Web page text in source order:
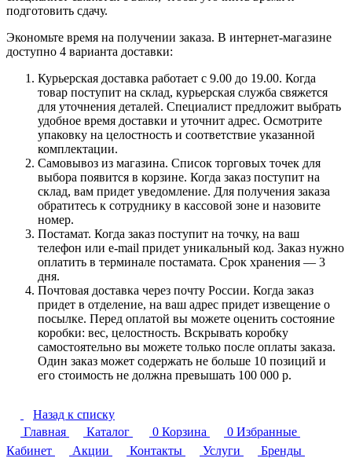
подготовить сдачу.
Экономьте время на получении заказа. В интернет-магазине
доступно 4 варианта доставки:
Курьерская доставка работает с 9.00 до 19.00. Когда
товар поступит на склад, курьерская служба свяжется
для уточнения деталей. Специалист предложит выбрать
удобное время доставки и уточнит адрес. Осмотрите
упаковку на целостность и соответствие указанной
комплектации.
Самовывоз из магазина. Список торговых точек для
выбора появится в корзине. Когда заказ поступит на
склад, вам придет уведомление. Для получения заказа
обратитесь к сотруднику в кассовой зоне и назовите
номер.
Постамат. Когда заказ поступит на точку, на ваш
телефон или e-mail придет уникальный код. Заказ нужно
оплатить в терминале постамата. Срок хранения — 3
дня.
Почтовая доставка через почту России. Когда заказ
придет в отделение, на ваш адрес придет извещение о
посылке. Перед оплатой вы можете оценить состояние
коробки: вес, целостность. Вскрывать коробку
самостоятельно вы можете только после оплаты заказа.
Один заказ может содержать не больше 10 позиций и
его стоимость не должна превышать 100 000 р.
Назад к списку
Главная
Каталог 0 Корзина 0 Избранные
Кабинет
Акции Контакты Услуги
Бренды